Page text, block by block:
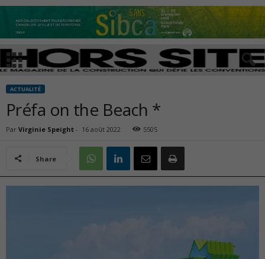
ACTUALITÉ
Préfa on the Beach *
Par Virginie Speight - 16 août 2022 5505
Share